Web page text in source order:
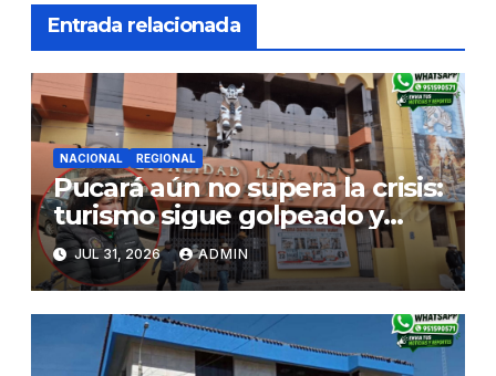
Entrada relacionada
NACIONAL REGIONAL
Pucará aún no supera la crisis:
turismo sigue golpeado y
alcaldesa exige al nuevo
Gobierno fondos para obras
paralizadas
JUL 31, 2026 ADMIN